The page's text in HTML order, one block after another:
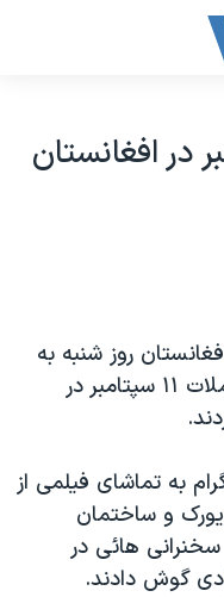
۱۱ سپتامبر در افغانستان
روز شنبه به
ياد کسانی که سه سال پيش در حملات ۱۱ سپتامبر در
به تماشای فيلمی از
و ساختمان
هائی در
گوش دادند.